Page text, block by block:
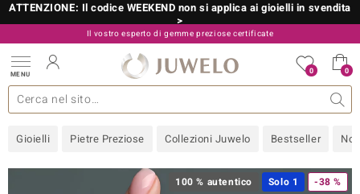
ATTENZIONE: Il codice WEEKEND non si applica ai gioielli in svendita
>
Il vostro esperto di gemme preziose certificate
800 986 787
MENU 0 0
Gioielli Pietre Preziose Collezioni Juwelo Bestseller
gioielli Design Metallo prezioso Misure anelli
più importanti Pietre preziose per colore Pietre preziose
Informazioni generali Approfondimenti Consigli
Acquistare in diretta Juwelo
100 % autentico Solo 1 -38 %